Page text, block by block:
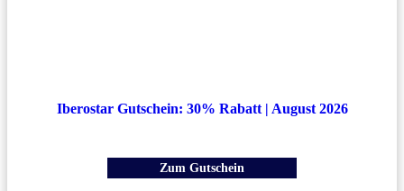
Iberostar Gutschein: 30% Rabatt | August 2026
Zum Gutschein